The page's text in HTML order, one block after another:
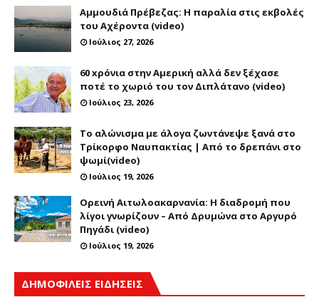
Αμμουδιά Πρέβεζας: Η παραλία στις εκβολές
του Αχέροντα (video)
Ιούλιος 27, 2026
60 xρόνια στην Αμερική αλλά δεν ξέχασε
ποτέ το χωριό του τον Διπλάτανο (video)
Ιούλιος 23, 2026
Το αλώνισμα με άλογα ζωντάνεψε ξανά στο
Τρίκορφο Ναυπακτίας | Από το δρεπάνι στο
ψωμί(video)
Ιούλιος 19, 2026
Ορεινή Αιτωλοακαρνανία: Η διαδρομή που
λίγοι γνωρίζουν – Από Δρυμώνα στο Αργυρό
Πηγάδι (video)
Ιούλιος 19, 2026
ΔΗΜΟΦΙΛΕΙΣ ΕΙΔΗΣΕΙΣ